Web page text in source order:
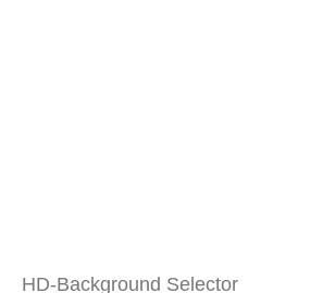
HD-Background Selector